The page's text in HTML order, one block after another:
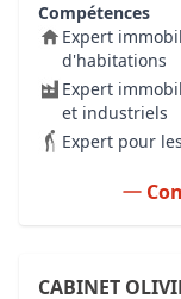
Compétences
Expert
d'habitations
Expert
et industriels
Expert pour
CABINET